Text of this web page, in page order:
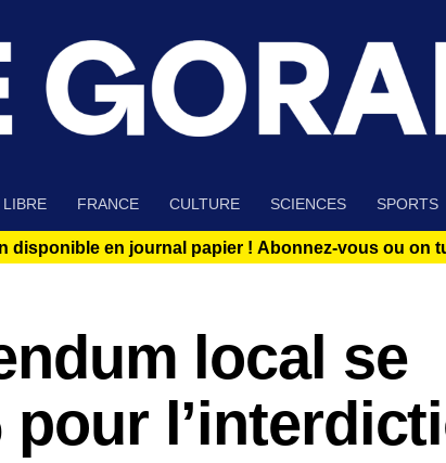
FRANCE CULTURE SCIENCES SPORTS
disponible en journal papier ! Abonnez-vous ou on
local se
pour